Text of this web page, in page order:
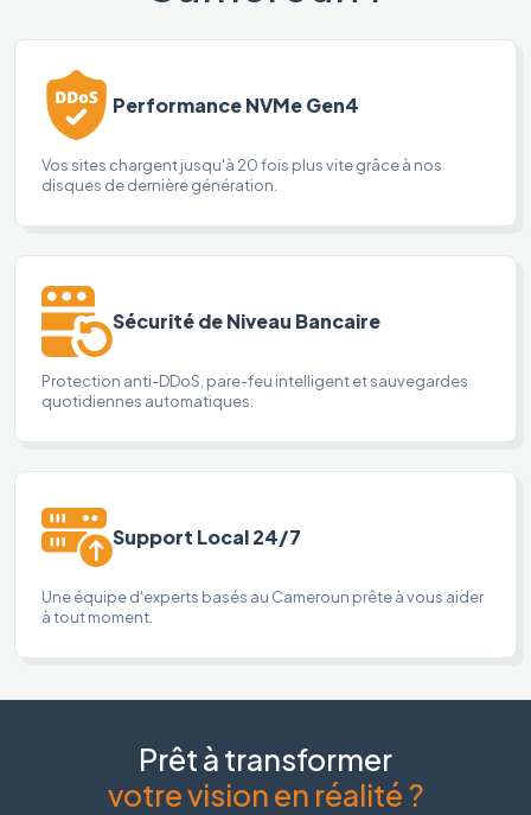
Performance NVMe Gen4
Vos sites chargent jusqu'à 20 fois plus vite grâce à nos
disques de dernière génération.
Sécurité de Niveau Bancaire
Protection anti-DDoS, pare-feu intelligent et sauvegardes
quotidiennes automatiques.
Support Local 24/7
Une équipe d'experts basés au Cameroun prête à vous aider
à tout moment.
Prêt à transformer
votre vision en réalité ?